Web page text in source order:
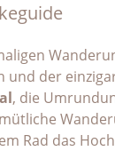
und der
, die
Rad das